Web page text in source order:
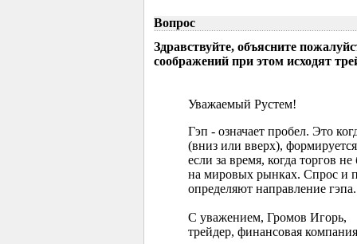
Вопрос
Здравствуйте, объясните
соображений при этом исходят
Уважаемый Рустем!
Гэп - означает пробел. Это
(вниз или вверх),
если за время, когда торгов
на мировых рынках. Спрос и
определяют направление гэпа.
С уважением, Громов Игорь,
трейдер, финансовая